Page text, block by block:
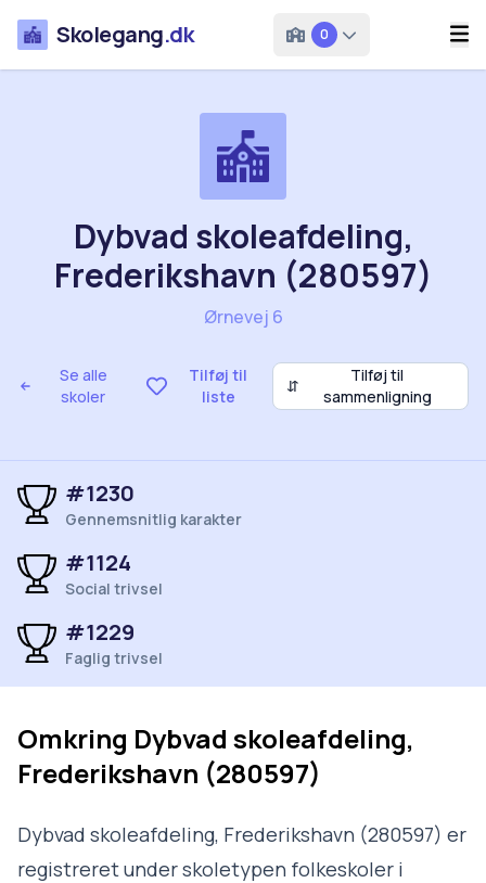
Skolegang.dk 0
Se alle
skoler
Tilføj til
liste
⇵
Tilføj til
sammenligning
Dybvad skoleafdeling,
Frederikshavn (280597)
Ørnevej 6
#1230
Gennemsnitlig karakter
#1124
Social trivsel
#1229
Faglig trivsel
Omkring Dybvad skoleafdeling,
Frederikshavn (280597)
Dybvad skoleafdeling, Frederikshavn (280597) er
registreret under skoletypen folkeskoler i